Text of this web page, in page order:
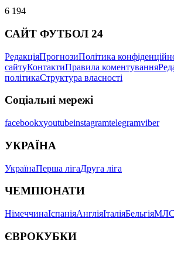
6 194
САЙТ ФУТБОЛ 24
РедакціяПрогнозиПолітика
сайтуКонтактиПравила коментування
політикаСтруктура власності
Соціальні мережі
facebookxyoutubeinstagramtelegramviber
УКРАЇНА
УкраїнаПерша лігаДруга ліга
ЧЕМПІОНАТИ
НімеччинаІспаніяАнгліяІталіяБельгіяМЛС
ЄВРОКУБКИ